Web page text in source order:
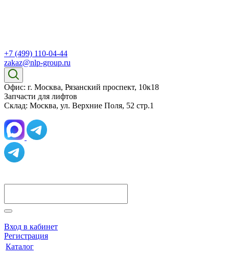
+7 (499) 110-04-44
zakaz@nlp-group.ru
Офис: г. Москва, Рязанский проспект, 10к18
Запчасти для лифтов
Склад: Москва, ул. Верхние Поля, 52 стр.1
Вход в кабинет
Регистрация
Каталог